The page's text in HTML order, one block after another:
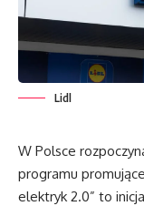
Lidl
W Polsce
programu
elektryk 2.0” to